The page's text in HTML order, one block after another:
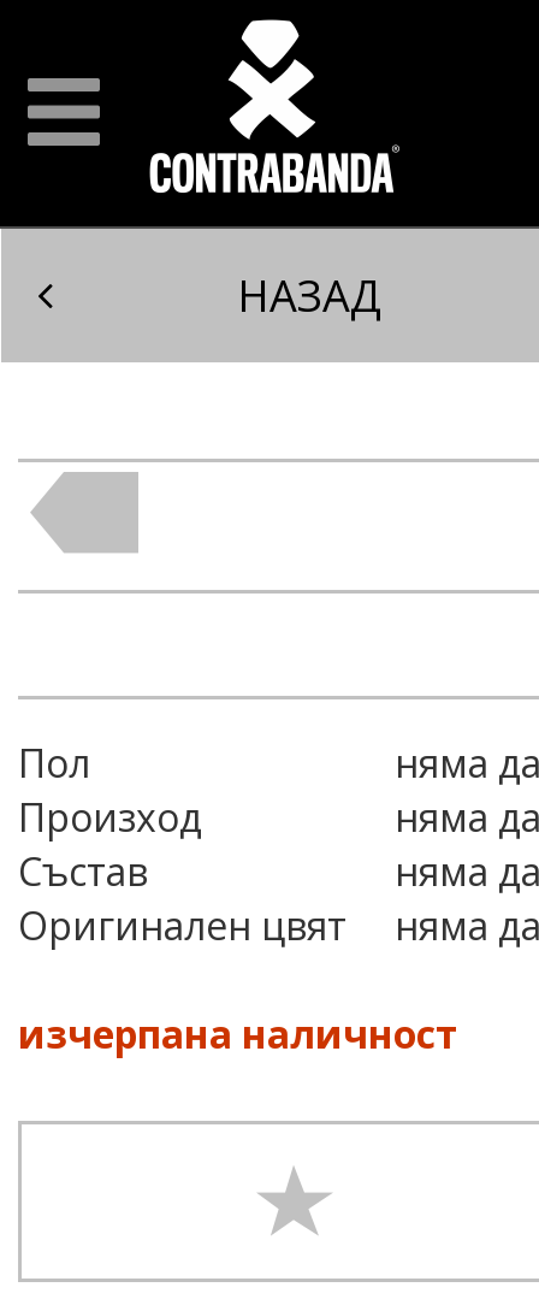
НАЗАД
Пол
няма
Произход
няма
Състав
няма
Оригинален цвят
няма
изчерпана наличност